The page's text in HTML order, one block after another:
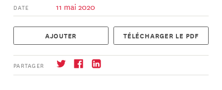
DATE 11 mai 2020
AJOUTER TÉLÉCHARGER LE PDF
PARTAGER